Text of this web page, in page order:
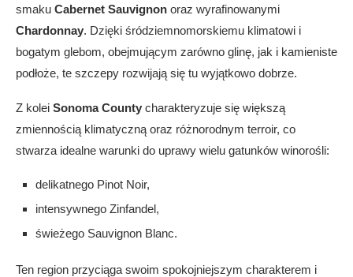
smaku Cabernet Sauvignon oraz wyrafinowanymi
Chardonnay. Dzięki śródziemnomorskiemu klimatowi i
bogatym glebom, obejmującym zarówno glinę, jak i kamieniste
podłoże, te szczepy rozwijają się tu wyjątkowo dobrze.
Z kolei Sonoma County charakteryzuje się większą
zmiennością klimatyczną oraz różnorodnym terroir, co
stwarza idealne warunki do uprawy wielu gatunków winorośli:
delikatnego Pinot Noir,
intensywnego Zinfandel,
świeżego Sauvignon Blanc.
Ten region przyciąga swoim spokojniejszym charakterem i